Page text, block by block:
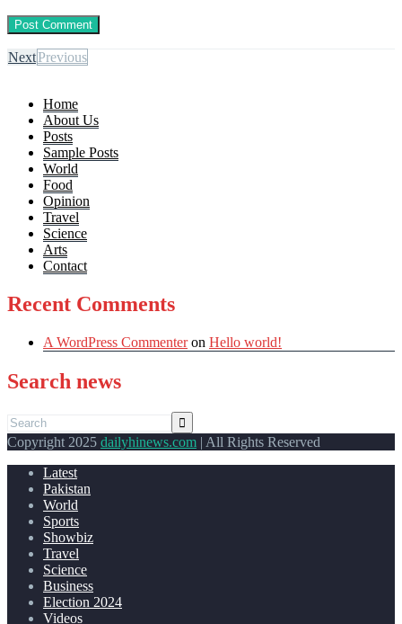
NextPrevious
Home
About Us
Posts
Sample Posts
World
Food
Opinion
Travel
Science
Arts
Contact
Recent Comments
A WordPress Commenteron Hello world!
Search news
Copyright 2025 dailyhinews.com | All Rights Reserved
Latest
Pakistan
World
Sports
Showbiz
Travel
Science
Business
Election 2024
Videos